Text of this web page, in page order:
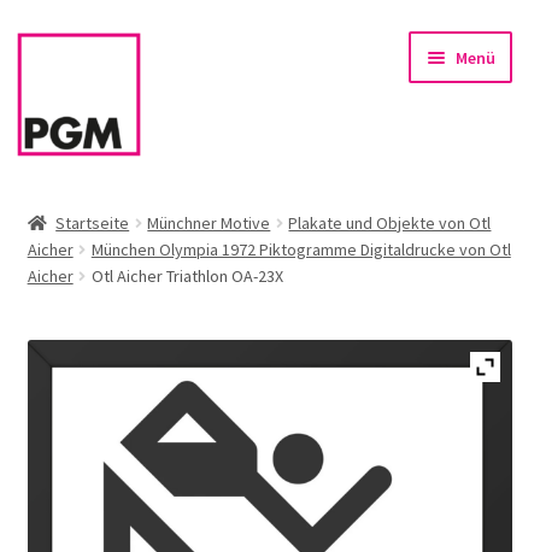
Zur
Zum
Menü
News
öffnen
Rahmen & Einrahmung
Firmenservice – Kunst für Büro, Praxis, Kanzlei
Startseite Münchner Motive
Plakate und Objekte von Otl
Aicher
München Olympia 1972 Piktogramme Digitaldrucke von Otl
Aicher
Otl Aicher Triathlon OA-23X